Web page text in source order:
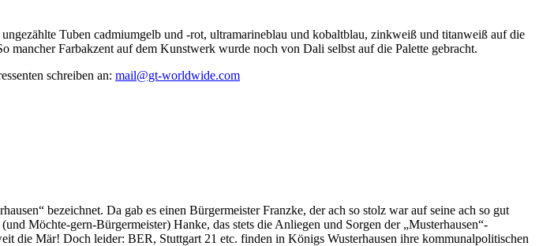
Tuben cadmiumgelb und -rot, ultramarineblau und kobaltblau, zinkweiß und titanweiß auf die
Farbakzent auf dem Kunstwerk wurde noch von Dali selbst auf die Palette gebracht.
schreiben an: mail@gt-worldwide.com
bezeichnet. Da gab es einen Bürgermeister Franzke, der ach so stolz war auf seine ach so gut
Möchte-gern-Bürgermeister) Hanke, das stets die Anliegen und Sorgen der „Musterhausen“-
die Mär! Doch leider: BER, Stuttgart 21 etc. finden in Königs Wusterhausen ihre kommunalpolitischen